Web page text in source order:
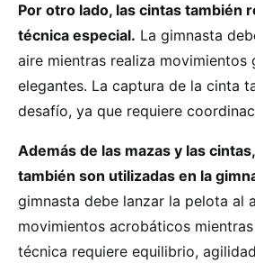
Por otro lado, las cintas también
técnica especial. La gimnasta
aire mientras realiza movimientos
elegantes. La captura de la cinta
desafío, ya que requiere
Además de las mazas y las
también son utilizadas en la
gimnasta debe lanzar la pelota al
movimientos acrobáticos
técnica requiere equilibrio,